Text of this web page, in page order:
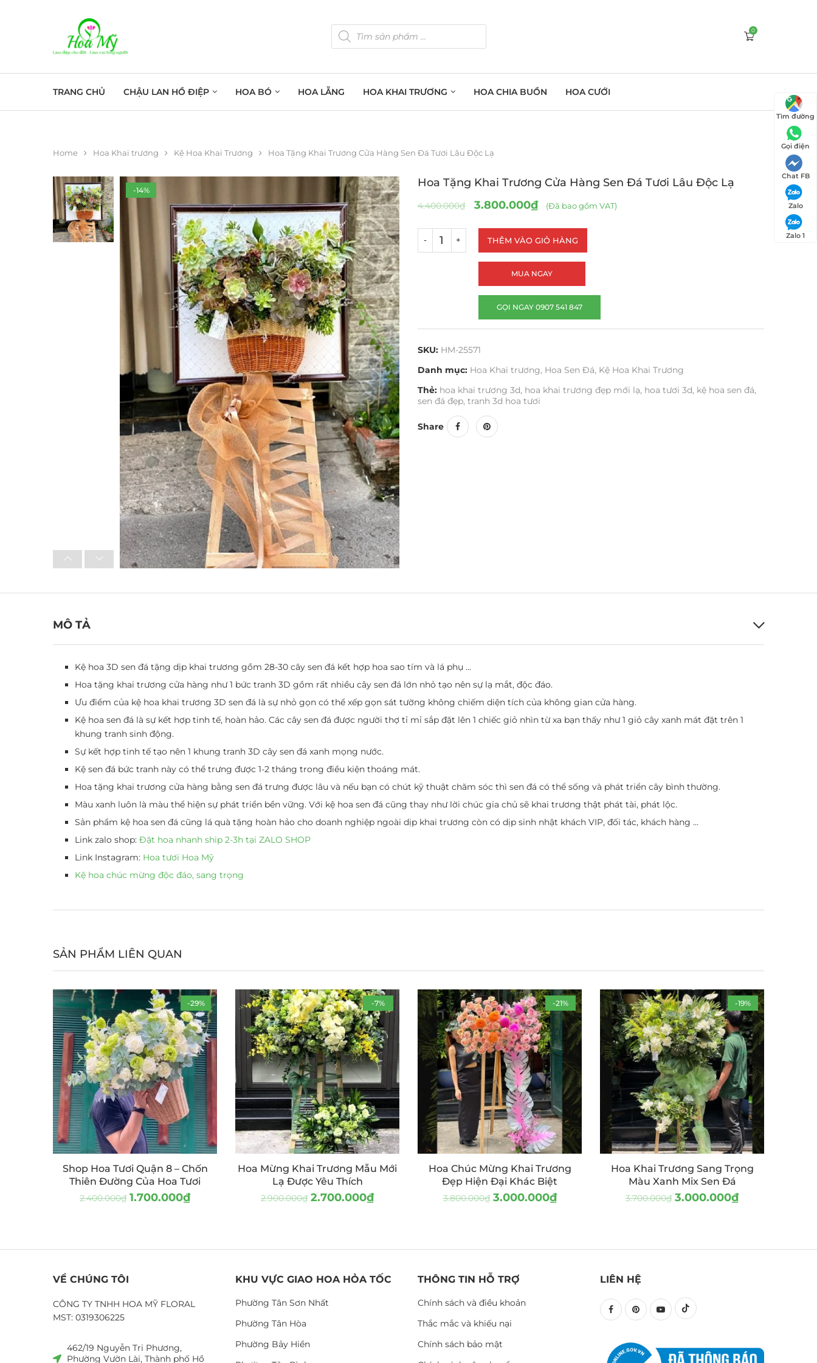
0
TRANG CHỦ CHẬU LAN HỒ ĐIỆP HOA BÓ HOA LẴNG HOA KHAI TRƯƠNG HOA CHIA BUỒN HOA CƯỚI
Home Hoa Khai trương Kệ Hoa Khai Trương Hoa Tặng Khai Trương Cửa Hàng Sen Đá Tươi Lâu Độc Lạ
-14%
Hoa Tặng Khai Trương Cửa Hàng Sen Đá Tươi Lâu Độc Lạ
4.400.000₫ 3.800.000₫ (Đã bao gồm VAT)
THÊM VÀO GIỎ HÀNG
MUA NGAY
GỌI NGAY 0907 541 847
SKU: HM-25571
Danh mục: Hoa Khai trương, Hoa Sen Đá, Kệ Hoa Khai Trương
Thẻ: hoa khai trương 3d, hoa khai trương đẹp mới lạ, hoa tươi 3d, kệ hoa sen đá,
sen đá đẹp, tranh 3d hoa tươi
Share
MÔ TẢ
Kệ hoa 3D sen đá tặng dịp khai trương gồm 28-30 cây sen đá kết hợp hoa sao tím và lá phụ …
Hoa tặng khai trương cửa hàng như 1 bức tranh 3D gồm rất nhiều cây sen đá lớn nhỏ tạo nên sự lạ mắt, độc đáo.
Ưu điểm của kệ hoa khai trương 3D sen đá là sự nhỏ gọn có thể xếp gọn sát tường không chiếm diện tích của không gian cửa hàng.
Kệ hoa sen đá là sự kết hợp tinh tế, hoàn hảo. Các cây sen đá được người thợ tỉ mỉ sắp đặt lên 1 chiếc giỏ nhìn từ xa bạn thấy như 1 giỏ cây xanh mát đặt trên 1
khung tranh sinh động.
Sự kết hợp tinh tế tạo nên 1 khung tranh 3D cây sen đá xanh mọng nước.
Kệ sen đá bức tranh này có thể trưng được 1-2 tháng trong điều kiện thoáng mát.
Hoa tặng khai trương cửa hàng bằng sen đá trưng được lâu và nếu bạn có chút kỹ thuật chăm sóc thì sen đá có thể sống và phát triển cây bình thường.
Màu xanh luôn là màu thể hiện sự phát triển bền vững. Với kệ hoa sen đá cũng thay như lời chúc gia chủ sẽ khai trương thật phát tài, phát lộc.
Sản phẩm kệ hoa sen đá cũng lá quà tặng hoàn hảo cho doanh nghiệp ngoài dịp khai trương còn có dịp sinh nhật khách VIP, đối tác, khách hàng …
Link zalo shop: Đặt hoa nhanh ship 2-3h tại ZALO SHOP
Link Instagram: Hoa tươi Hoa Mỹ
Kệ hoa chúc mừng độc đáo, sang trọng
SẢN PHẨM LIÊN QUAN
-29%
Shop Hoa Tươi Quận 8 – Chốn
Thiên Đường Của Hoa Tươi
2.400.000₫ 1.700.000₫
-7%
Hoa Mừng Khai Trương Mẫu Mới
Lạ Được Yêu Thích
2.900.000₫ 2.700.000₫
-21%
Hoa Chúc Mừng Khai Trương
Đẹp Hiện Đại Khác Biệt
3.800.000₫ 3.000.000₫
-19%
Hoa Khai Trương Sang Trọng
Màu Xanh Mix Sen Đá
3.700.000₫ 3.000.000₫
VỀ CHÚNG TÔI
CÔNG TY TNHH HOA MỸ FLORAL
MST: 0319306225
462/19 Nguyễn Tri Phương,
Phường Vườn Lài, Thành phố Hồ
KHU VỰC GIAO HOA HỎA TỐC
Phường Tân Sơn Nhất
Phường Tân Hòa
Phường Bảy Hiền
THÔNG TIN HỖ TRỢ
Chính sách và điều khoản
Thắc mắc và khiếu nại
Chính sách bảo mật
LIÊN HỆ
Tìm đường
Gọi điện
Chat FB
Zalo
Zalo 1